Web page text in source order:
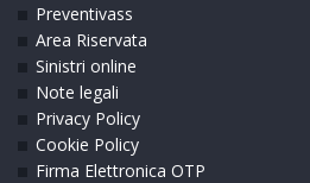
Preventivass
Area Riservata
Sinistri online
Note legali
Privacy Policy
Cookie Policy
Firma Elettronica OTP